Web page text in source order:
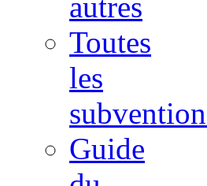
Toutes
les
Guide